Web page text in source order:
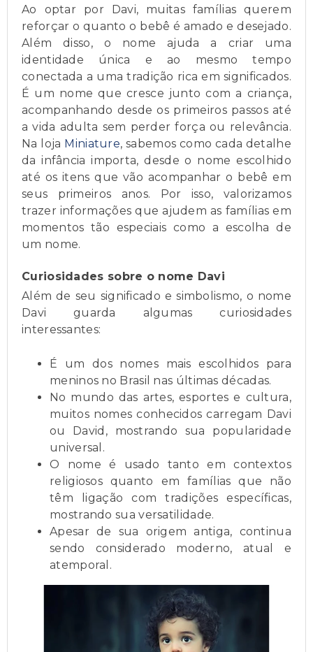
Ao optar por Davi, muitas famílias querem
reforçar o quanto o bebê é amado e desejado.
Além disso, o nome ajuda a criar uma
identidade única e ao mesmo tempo
conectada a uma tradição rica em significados.
É um nome que cresce junto com a criança,
acompanhando desde os primeiros passos até
a vida adulta sem perder força ou relevância.
Na loja Miniature, sabemos como cada detalhe
da infância importa, desde o nome escolhido
até os itens que vão acompanhar o bebê em
seus primeiros anos. Por isso, valorizamos
trazer informações que ajudem as famílias em
momentos tão especiais como a escolha de
um nome.
Curiosidades sobre o nome Davi
Além de seu significado e simbolismo, o nome
Davi guarda algumas curiosidades
interessantes:
É um dos nomes mais escolhidos para
meninos no Brasil nas últimas décadas.
No mundo das artes, esportes e cultura,
muitos nomes conhecidos carregam Davi
ou David, mostrando sua popularidade
universal.
O nome é usado tanto em contextos
religiosos quanto em famílias que não
têm ligação com tradições específicas,
mostrando sua versatilidade.
Apesar de sua origem antiga, continua
sendo considerado moderno, atual e
atemporal.